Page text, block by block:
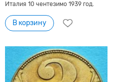
Италия 10 чентезимо 1939 год.
В корзину